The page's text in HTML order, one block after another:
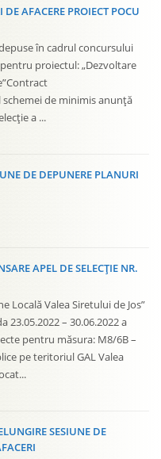
AFACERE PROIECT POCU
în cadrul concursului
proiectul: „Dezvoltare
de minimis anunță
a ...
DE DEPUNERE PLANURI
APEL DE SELECȚIE NR.
Locală Valea Siretului de Jos”
23.05.2022 – 30.06.2022 a
pentru măsura: M8/6B –
pe teritoriul GAL Valea
SESIUNE DE